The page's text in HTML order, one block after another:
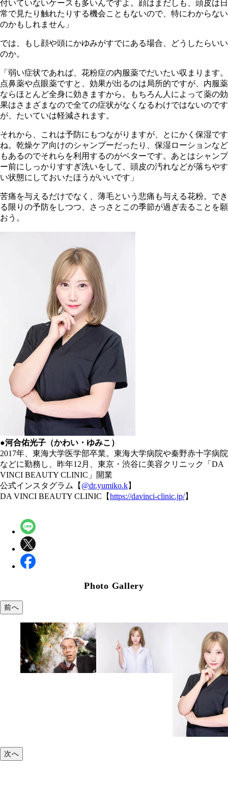
付いていないケースも多いんですよ。顔はまだしも、頭皮は日
常で見たり触れたりする機会こともないので、特にわからない
のかもしれません」
では、もし顔や頭にかゆみがすでにある場合、どうしたらいい
のか。
「弱い症状であれば、花粉症の内服薬でだいたい収まります。
点鼻薬や点眼薬ですと、効果が出るのは局所的ですが、内服薬
ならほとんど全身に効きますから。もちろん人によって薬の効
果はさまざまなので全ての症状がなくなるわけではないのです
が、たいていは軽減されます。
それから、これは予防にもつながりますが、とにかく保湿です
ね。乾燥ケア向けのシャンプーだったり、保湿ローションなど
もあるのでそれらを利用するのがベターです。あとはシャンプ
ー前にしっかりすすぎ洗いをして、頭皮の汚れなどが落ちやす
い状態にしておいたほうがいいです」
苦痛を与えるだけでなく、薄毛という悲痛も与える花粉。でき
る限りの予防をしつつ、さっさとこの季節が過ぎ去ることを願
おう。
●河合佑光子（かわい・ゆみこ）
2017年、東海大学医学部卒業。東海大学病院や秦野赤十字病院
などに勤務し、昨年12月、東京・渋谷に美容クリニック「DA
VINCI BEAUTY CLINIC」開業
公式インスタグラム【 @dr.yumiko.k】
DA VINCI BEAUTY CLINIC【https://davinci-clinic.jp/】
Photo Gallery
前へ
次へ